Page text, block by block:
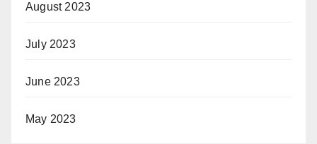
August 2023
July 2023
June 2023
May 2023